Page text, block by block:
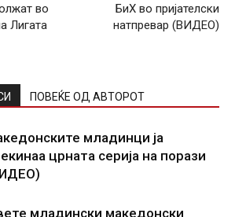
во
Лигата
БиХ во пријателски
натпревар (ВИДЕО)
ПОВЕЌЕ ОД АВТОРОТ
младинци ја
црната серија на порази
младински македонски